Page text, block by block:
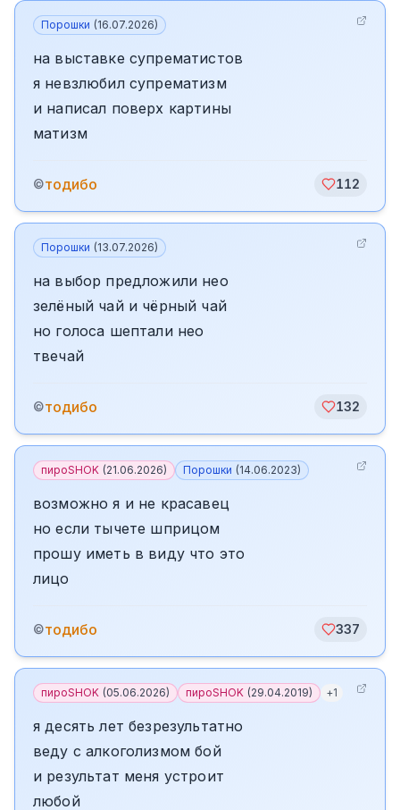
Порошки (16.07.2026)
на выставке супрематистов
я невзлюбил супрематизм
и написал поверх картины
матизм
©тодибо 112
Порошки (13.07.2026)
на выбор предложили нео
зелёный чай и чёрный чай
но голоса шептали нео
твечай
©тодибо 132
пироSHOK (21.06.2026) Порошки (14.06.2023)
возможно я и не красавец
но если тычете шприцом
прошу иметь в виду что это
лицо
©тодибо 337
пироSHOK (05.06.2026) пироSHOK (29.04.2019) +1
я десять лет безрезультатно
веду с алкоголизмом бой
и результат меня устроит
любой